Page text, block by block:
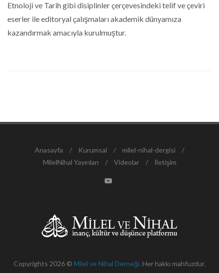
Etnoloji ve Tarih gibi disiplinler çerçevesindeki telif ve çeviri
eserler ile editoryal çalışmaları akademik dünyamıza
kazandırmak amacıyla kurulmuştur.
Copyrights 2026 © Milel ve Nihal Derneği. Her hakkı mahfuzdur.
Anasayfa / Kurumsal / milel-nihal-dergisi
/
MilelNihal Yayınları
/ Videolar / İletişim